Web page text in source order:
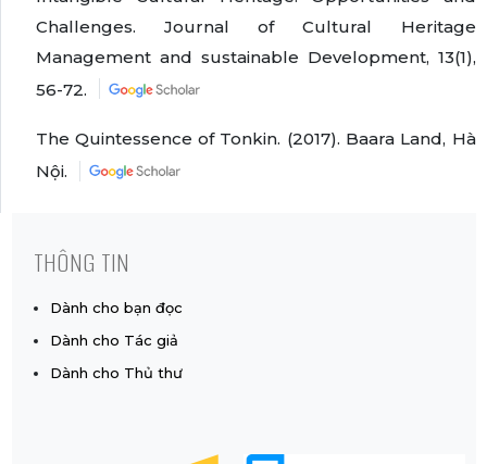
Challenges. Journal of Cultural Heritage
Management and sustainable Development, 13(1),
56-72.
The Quintessence of Tonkin. (2017). Baara Land, Hà
Nội.
THÔNG TIN
Dành cho bạn đọc
Dành cho Tác giả
Dành cho Thủ thư